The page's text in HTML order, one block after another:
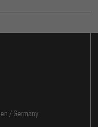
/ Germany